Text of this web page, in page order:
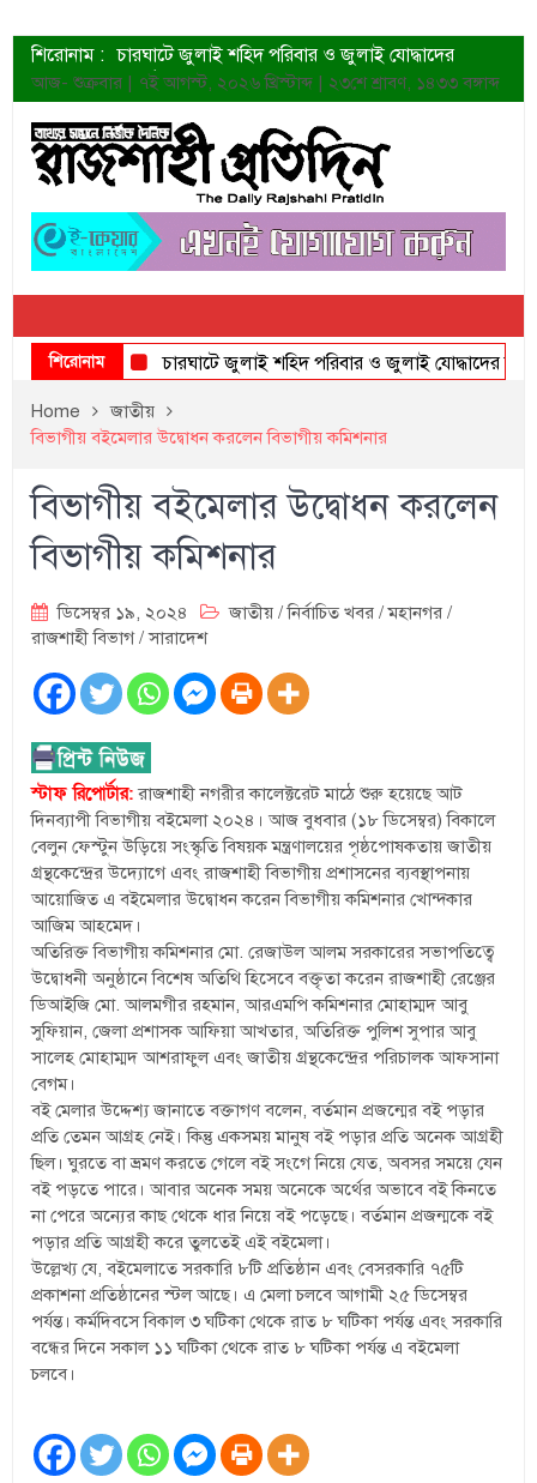
শিরোনাম : চারঘাটে জুলাই শহিদ পরিবার ও জুলাই যোদ্ধাদের
সংবর্ধনা
শহীদদের প্রত্যাশা এখনো পূরণ হয়নি: ডা. শফিকুর রহমান
ত্বক ভালো রাখতে যে ৫ কাজ করবেন
জুলাই স্মৃতি জাদুঘরের দুয়ার খুলেছে উদ্বোধন করলেন
প্রধানমন্ত্রী
শাহরুখের নতুন সিনেমার লুক
কোয়ার্টার ফাইনালে নেইমারের দুর্দান্ত অ্যাসিস্টে সান্তোস
ডেনিস লিয়ামিন রাশিয়ার ড্রোন বাহিনীর প্রধান হলেন
জুলাই শহিদদের আত্মত্যাগ জাতি চিরকাল শ্রদ্ধার সাথে
আজ- শুক্রবার | ৭ই আগস্ট, ২০২৬ খ্রিস্টাব্দ | ২৩শে শ্রাবণ, ১৪৩৩ বঙ্গাব্দ
শিরোনাম চারঘাটে জুলাই শহিদ পরিবার ও জুলাই যোদ্ধাদের সংবর্ধনা
Home
জাতীয়
বিভাগীয় বইমেলার উদ্বোধন করলেন বিভাগীয় কমিশনার
বিভাগীয় বইমেলার উদ্বোধন করলেন
বিভাগীয় কমিশনার
ডিসেম্বর ১৯, ২০২৪ জাতীয় /নির্বাচিত খবর /মহানগর /
রাজশাহী বিভাগ/সারাদেশ
স্টাফ রিপোর্টার: রাজশাহী নগরীর কালেক্টরেট মাঠে শুরু হয়েছে আট
দিনব্যাপী বিভাগীয় বইমেলা ২০২৪। আজ বুধবার (১৮ ডিসেম্বর) বিকালে
বেলুন ফেস্টুন উড়িয়ে সংস্কৃতি বিষয়ক মন্ত্রণালয়ের পৃষ্ঠপোষকতায় জাতীয়
গ্রন্থকেন্দ্রের উদ্যোগে এবং রাজশাহী বিভাগীয় প্রশাসনের ব্যবস্থাপনায়
আয়োজিত এ বইমেলার উদ্বোধন করেন বিভাগীয় কমিশনার খোন্দকার
আজিম আহমেদ।
অতিরিক্ত বিভাগীয় কমিশনার মো. রেজাউল আলম সরকারের সভাপতিত্বে
উদ্বোধনী অনুষ্ঠানে বিশেষ অতিথি হিসেবে বক্তৃতা করেন রাজশাহী রেঞ্জের
ডিআইজি মো. আলমগীর রহমান, আরএমপি কমিশনার মোহাম্মদ আবু
সুফিয়ান, জেলা প্রশাসক আফিয়া আখতার, অতিরিক্ত পুলিশ সুপার আবু
সালেহ মোহাম্মদ আশরাফুল এবং জাতীয় গ্রন্থকেন্দ্রের পরিচালক আফসানা
বেগম।
বই মেলার উদ্দেশ্য জানাতে বক্তাগণ বলেন, বর্তমান প্রজন্মের বই পড়ার
প্রতি তেমন আগ্রহ নেই। কিন্তু একসময় মানুষ বই পড়ার প্রতি অনেক আগ্রহী
ছিল। ঘুরতে বা ভ্রমণ করতে গেলে বই সংগে নিয়ে যেত, অবসর সময়ে যেন
বই পড়তে পারে। আবার অনেক সময় অনেকে অর্থের অভাবে বই কিনতে
না পেরে অন্যের কাছ থেকে ধার নিয়ে বই পড়েছে। বর্তমান প্রজন্মকে বই
পড়ার প্রতি আগ্রহী করে তুলতেই এই বইমেলা।
উল্লেখ্য যে, বইমেলাতে সরকারি ৮টি প্রতিষ্ঠান এবং বেসরকারি ৭৫টি
প্রকাশনা প্রতিষ্ঠানের স্টল আছে। এ মেলা চলবে আগামী ২৫ ডিসেম্বর
পর্যন্ত। কর্মদিবসে বিকাল ৩ ঘটিকা থেকে রাত ৮ ঘটিকা পর্যন্ত এবং সরকারি
বন্ধের দিনে সকাল ১১ ঘটিকা থেকে রাত ৮ ঘটিকা পর্যন্ত এ বইমেলা
চলবে।